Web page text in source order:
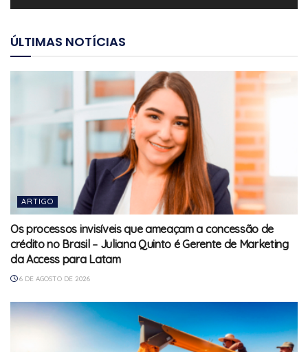
ÚLTIMAS NOTÍCIAS
ARTIGO
Os processos invisíveis que ameaçam a concessão de
crédito no Brasil – Juliana Quinto é Gerente de Marketing
da Access para Latam
6 DE AGOSTO DE 2026